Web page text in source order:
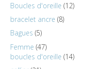
Boucles d'oreille 12
bracelet ancre 8
Bagues 5
Femme 47
boucles d'oreille 14